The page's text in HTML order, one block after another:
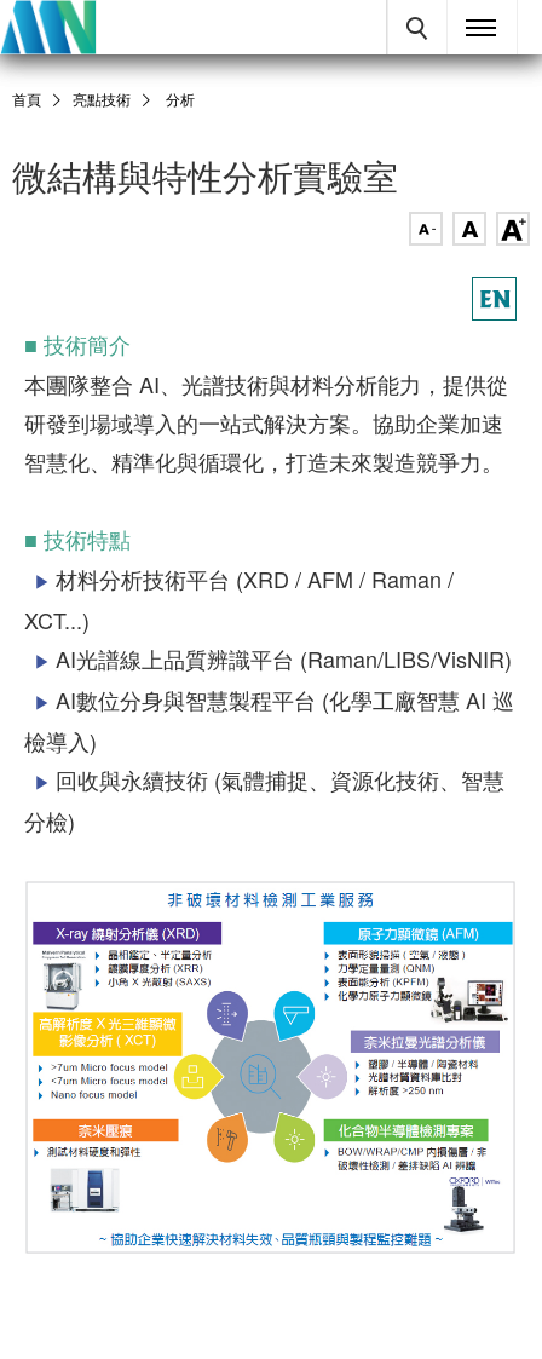
首頁 亮點技術 分析
微結構與特性分析實驗室
■ 技術簡介
本團隊整合 AI、光譜技術與材料分析能力，提供從
研發到場域導入的一站式解決方案。協助企業加速
智慧化、精準化與循環化，打造未來製造競爭力。
■ 技術特點
▶ 材料分析技術平台 (XRD / AFM / Raman /
XCT...)
▶ AI光譜線上品質辨識平台 (Raman/LIBS/VisNIR)
▶ AI數位分身與智慧製程平台 (化學工廠智慧 AI 巡
檢導入)
▶ 回收與永續技術 (氣體捕捉、資源化技術、智慧
分檢)